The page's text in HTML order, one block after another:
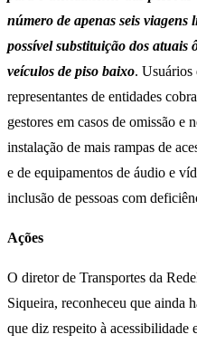
número de apenas seis viagens
possível substituição dos atuais
veículos de piso baixo. Usuários
representantes de entidades
gestores em casos de omissão e
instalação de mais rampas de
e de equipamentos de áudio e
inclusão de pessoas com
Ações
O diretor de Transportes da
Siqueira, reconheceu que ainda
que diz respeito à acessibilidade